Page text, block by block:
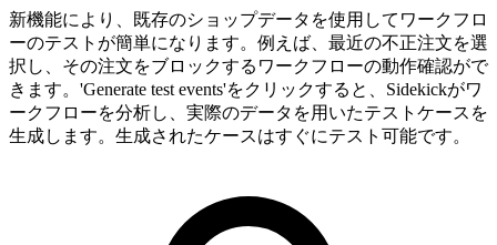
新機能により、既存のショップデータを使用してワークフロ
ーのテストが簡単になります。例えば、最近の不正注文を選
択し、その注文をブロックするワークフローの動作確認がで
きます。'Generate test events'をクリックすると、Sidekickがワ
ークフローを分析し、実際のデータを用いたテストケースを
生成します。生成されたケースはすぐにテスト可能です。